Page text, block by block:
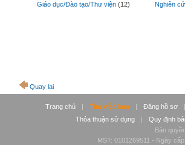
Giáo dục/Đào tạo/Thư viện (12) Nghiên
Quay lại
Trang chủ | Tìm việc làm | Đăng hồ sơ |
Thỏa thuận sử dụng
| Quy định
Bản
MST: 0101269511 - Ngày